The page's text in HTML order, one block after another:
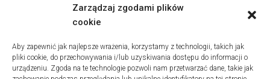
Zarządzaj zgodami plików
cookie
Aby zapewnić jak najlepsze wrażenia, korzystamy z technologii, takich jak
pliki cookie, do przechowywania i/lub uzyskiwania dostępu do informacji o
urządzeniu. Zgoda na te technologie pozwoli nam przetwarzać dane, takie jak
Z życia sekcji